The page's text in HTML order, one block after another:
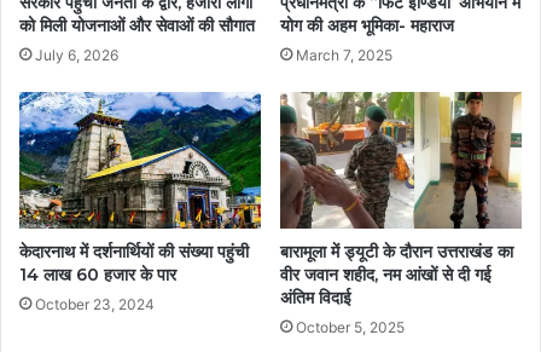
को मिली योजनाओं और सेवाओं की सौगात
July 6, 2026
योग की अहम भूमिका- महाराज
March 7, 2025
केदारनाथ में दर्शनार्थियों की संख्या पहुंची
14 लाख 60 हजार के पार
October 23, 2024
बारामूला में ड्यूटी के दौरान उत्तराखंड का
वीर जवान शहीद, नम आंखों से दी गई
अंतिम विदाई
October 5, 2025